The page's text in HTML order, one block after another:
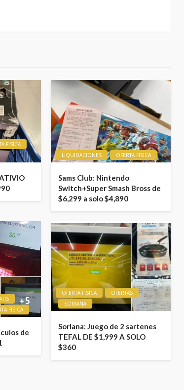
FISICA
LIQUIDACIONES OFERTA FISICA
Sams Club: Nintendo
Switch+Super Smash Bross de
$6,299 a solo $4,890
FISICA
de
OFERTA FISICA
OFERTAS
SORIANA
Soriana: Juego de 2 sartenes
TEFAL DE $1,999 A SOLO
$360